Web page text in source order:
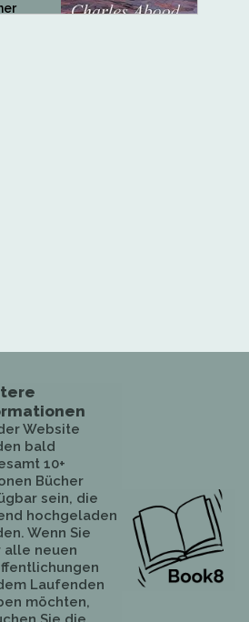
Website
bald
10+
Bücher
sein, die
hochgeladen
Wenn Sie
alle neuen
Laufenden
möchten,